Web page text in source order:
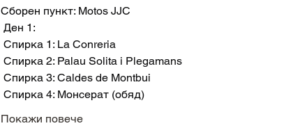
Сборен пункт: Motos JJC
Ден 1:
Спирка 1: La Conreria
Спирка 2: Palau Solita i Plegamans
Спирка 3: Caldes de Montbui
Спирка 4: Монсерат (обяд)
Покажи повече